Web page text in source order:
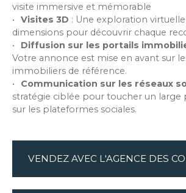
visite immersive et mémorable
Visites 3D : Une exploration
dimensions pour découvrir chaque
Diffusion sur les portails
Votre annonce est mise en avant sur
immobiliers de référence.
Communication sur les réseaux
stratégie ciblée pour toucher un
sur les plateformes sociales.
VENDEZ AVEC L'AGENCE DES